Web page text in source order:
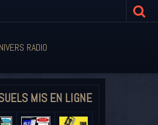
RADIO
MIS EN LIGNE